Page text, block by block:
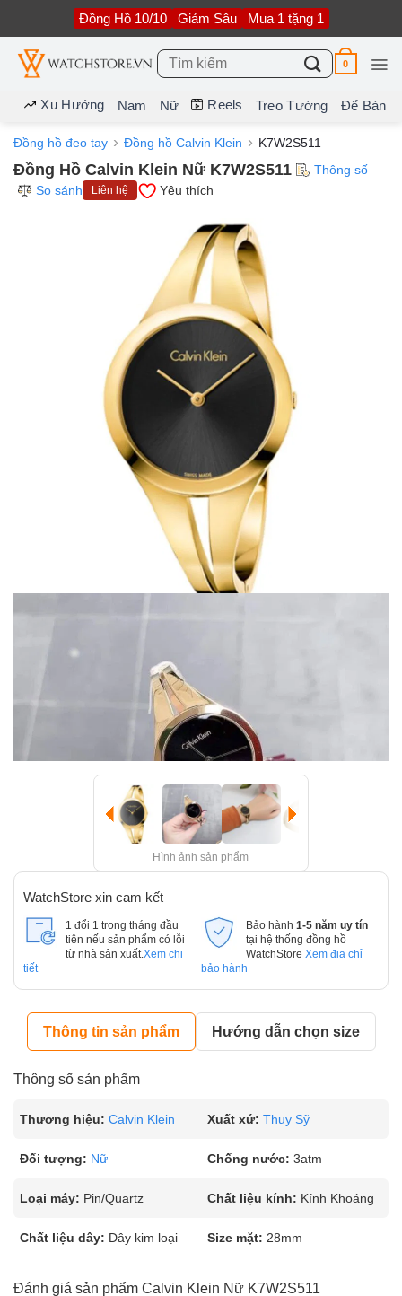
nội
dung
Đồng Hồ 10/10 Giảm Sâu Mua 1 tặng 1
Tìm
kiếm:
0
Xu Hướng Nam Nữ Reels Treo Tường Để Bàn
Đồng hồ đeo tay Đồng hồ Calvin Klein K7W2S511
Đồng Hồ Calvin Klein Nữ K7W2S511
Thông số
So sánh
Liên hệ Yêu thích
Hình ảnh sản phẩm
WatchStore xin cam kết
1 đổi 1 trong tháng đầu
tiên nếu sản phẩm có lỗi
từ nhà sản xuất. Xem chi
tiết
Bảo hành 1-5 năm uy tín
tại hệ thống đồng hồ
WatchStore Xem địa chỉ
bảo hành
Thông tin sản phẩm Hướng dẫn chọn size
Thông số sản phẩm
Thương hiệu: Calvin Klein Xuất xứ: Thụy Sỹ
Đối tượng: Nữ Chống nước: 3atm
Loại máy: Pin/Quartz Chất liệu kính: Kính Khoáng
Chất liệu dây: Dây kim loại Size mặt: 28mm
Đánh giá sản phẩm Calvin Klein Nữ K7W2S511